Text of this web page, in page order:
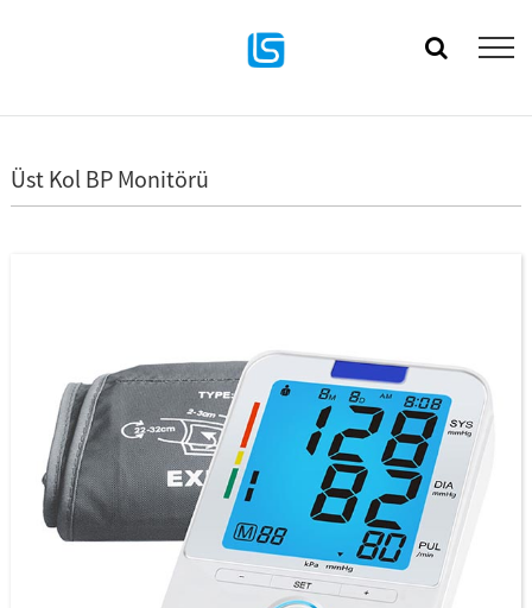
Üst Kol BP Monitörü